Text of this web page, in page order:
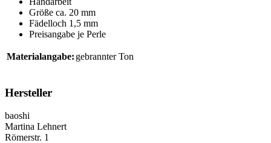
Größe ca. 20 mm
Fädelloch 1,5 mm
Preisangabe je Perle
Materialangabe: gebrannter Ton
Hersteller
baoshi
Martina Lehnert
Römerstr. 1